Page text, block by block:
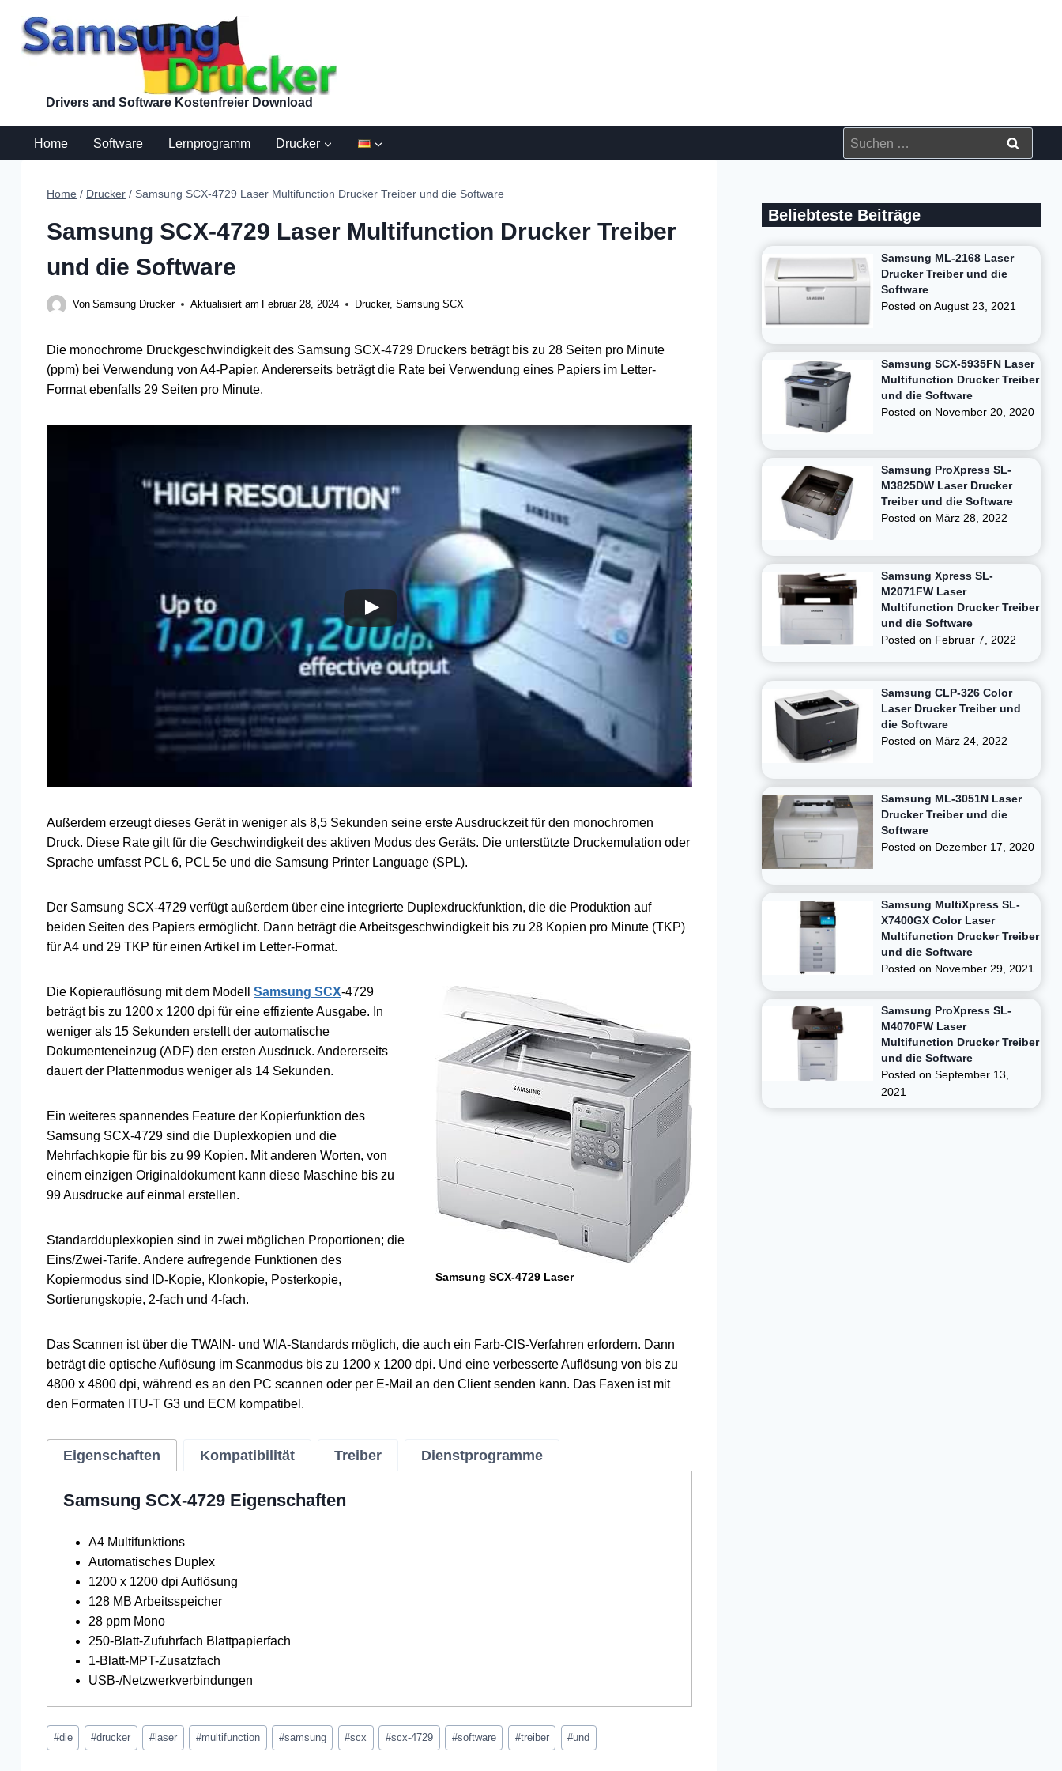
Inhalt
springen
Drivers and Software Kostenfreier Download
Home Software Lernprogramm Drucker
Suchen
nach:
Home / Drucker / Samsung SCX-4729 Laser Multifunction Drucker Treiber und die Software
Samsung SCX-4729 Laser Multifunction Drucker Treiber
und die Software
Von Samsung Drucker Aktualisiert am Februar 28, 2024 Drucker,Samsung SCX
Die monochrome Druckgeschwindigkeit des Samsung SCX-4729 Druckers beträgt bis zu 28 Seiten pro Minute
(ppm) bei Verwendung von A4-Papier. Andererseits beträgt die Rate bei Verwendung eines Papiers im Letter-
Format ebenfalls 29 Seiten pro Minute.
Außerdem erzeugt dieses Gerät in weniger als 8,5 Sekunden seine erste Ausdruckzeit für den monochromen
Druck. Diese Rate gilt für die Geschwindigkeit des aktiven Modus des Geräts. Die unterstützte Druckemulation oder
Sprache umfasst PCL 6, PCL 5e und die Samsung Printer Language (SPL).
Der Samsung SCX-4729 verfügt außerdem über eine integrierte Duplexdruckfunktion, die die Produktion auf
beiden Seiten des Papiers ermöglicht. Dann beträgt die Arbeitsgeschwindigkeit bis zu 28 Kopien pro Minute (TKP)
für A4 und 29 TKP für einen Artikel im Letter-Format.
Samsung SCX-4729 Laser
Die Kopierauflösung mit dem Modell Samsung SCX-4729
beträgt bis zu 1200 x 1200 dpi für eine effiziente Ausgabe. In
weniger als 15 Sekunden erstellt der automatische
Dokumenteneinzug (ADF) den ersten Ausdruck. Andererseits
dauert der Plattenmodus weniger als 14 Sekunden.
Ein weiteres spannendes Feature der Kopierfunktion des
Samsung SCX-4729 sind die Duplexkopien und die
Mehrfachkopie für bis zu 99 Kopien. Mit anderen Worten, von
einem einzigen Originaldokument kann diese Maschine bis zu
99 Ausdrucke auf einmal erstellen.
Standardduplexkopien sind in zwei möglichen Proportionen; die
Eins/Zwei-Tarife. Andere aufregende Funktionen des
Kopiermodus sind ID-Kopie, Klonkopie, Posterkopie,
Sortierungskopie, 2-fach und 4-fach.
Das Scannen ist über die TWAIN- und WIA-Standards möglich, die auch ein Farb-CIS-Verfahren erfordern. Dann
beträgt die optische Auflösung im Scanmodus bis zu 1200 x 1200 dpi. Und eine verbesserte Auflösung von bis zu
4800 x 4800 dpi, während es an den PC scannen oder per E-Mail an den Client senden kann. Das Faxen ist mit
den Formaten ITU-T G3 und ECM kompatibel.
Eigenschaften Kompatibilität Treiber Dienstprogramme
Samsung SCX-4729 Eigenschaften
A4 Multifunktions
Automatisches Duplex
1200 x 1200 dpi Auflösung
128 MB Arbeitsspeicher
28 ppm Mono
250-Blatt-Zufuhrfach Blattpapierfach
1-Blatt-MPT-Zusatzfach
USB-/Netzwerkverbindungen
Schlagworte:
#die #drucker #laser #multifunction #samsung #scx #scx-4729 #software #treiber #und
Beliebteste Beiträge
Samsung ML-2168 Laser
Drucker Treiber und die
Software
Posted onAugust 23, 2021
Samsung SCX-5935FN Laser
Multifunction Drucker Treiber
und die Software
Posted on November 20, 2020
Samsung ProXpress SL-
M3825DW Laser Drucker
Treiber und die Software
Posted on März 28, 2022
Samsung Xpress SL-
M2071FW Laser
Multifunction Drucker Treiber
und die Software
Posted on Februar 7, 2022
Samsung CLP-326 Color
Laser Drucker Treiber und
die Software
Posted on März 24, 2022
Samsung ML-3051N Laser
Drucker Treiber und die
Software
Posted on Dezember 17, 2020
Samsung MultiXpress SL-
X7400GX Color Laser
Multifunction Drucker Treiber
und die Software
Posted on November 29, 2021
Samsung ProXpress SL-
M4070FW Laser
Multifunction Drucker Treiber
und die Software
Posted onSeptember 13,
2021